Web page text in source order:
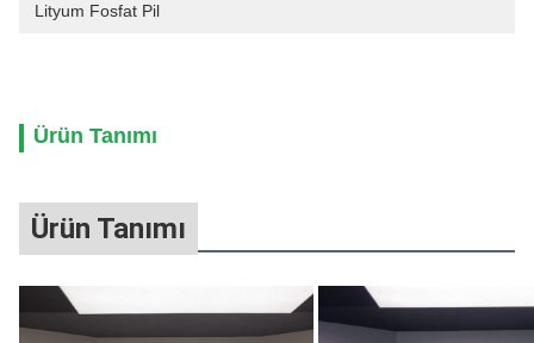
Lityum Fosfat Pil
Ürün Tanımı
Ürün Tanımı